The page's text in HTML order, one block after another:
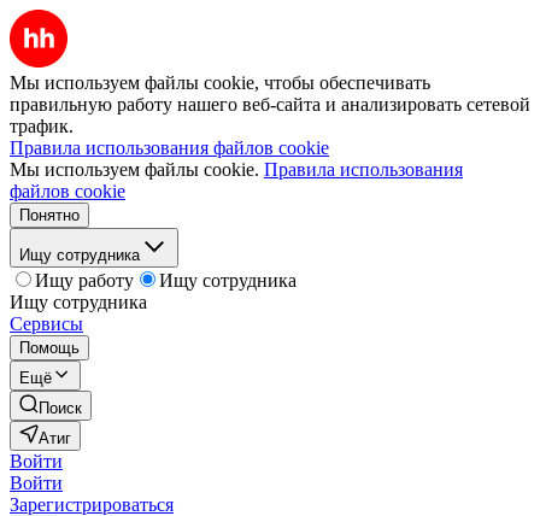
Мы используем файлы cookie, чтобы обеспечивать
правильную работу нашего веб-сайта и анализировать сетевой
трафик.
Правила использования файлов cookie
Мы используем файлы cookie. Правила использования
файлов cookie
Понятно
Ищу сотрудника
Ищу работу
Ищу сотрудника
Ищу сотрудника
Сервисы
Помощь
Ещё
Поиск
Атиг
Войти
Войти
Зарегистрироваться